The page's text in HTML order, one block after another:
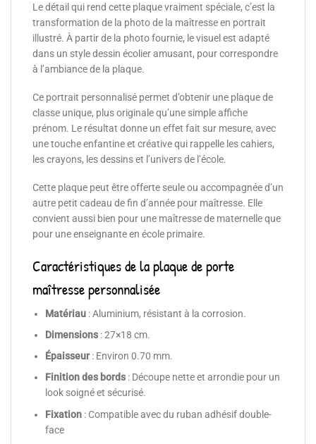
Le détail qui rend cette plaque vraiment spéciale, c’est la
transformation de la photo de la maîtresse en portrait
illustré. À partir de la photo fournie, le visuel est adapté
dans un style dessin écolier amusant, pour correspondre
à l’ambiance de la plaque.
Ce portrait personnalisé permet d’obtenir une plaque de
classe unique, plus originale qu’une simple affiche
prénom. Le résultat donne un effet fait sur mesure, avec
une touche enfantine et créative qui rappelle les cahiers,
les crayons, les dessins et l’univers de l’école.
Cette plaque peut être offerte seule ou accompagnée d’un
autre petit cadeau de fin d’année pour maîtresse. Elle
convient aussi bien pour une maîtresse de maternelle que
pour une enseignante en école primaire.
Caractéristiques de la plaque de porte
maîtresse personnalisée
Matériau: Aluminium, résistant à la corrosion.
Dimensions: 27×18 cm.
Épaisseur: Environ 0.70 mm.
Finition des bords: Découpe nette et arrondie pour un
look soigné et sécurisé.
Fixation: Compatible avec du ruban adhésif double-
face